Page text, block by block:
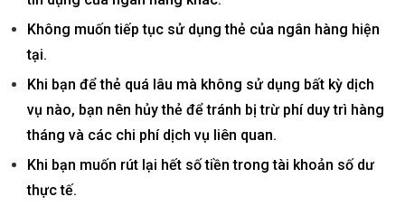
Không muốn tiếp tục sử dụngthẻ của ngân hàng hiện
tại.
Khi bạn để thẻ quá lâu mà không sử dụng bất kỳ dịch
vụ nào, bạn nên hủy thẻ để tránh bị trừ phí duy trì hàng
tháng và các chi phí dịch vụ liên quan.
Khi bạn muốn rút lại hết số tiền trong tài khoản số dư
thực tế.